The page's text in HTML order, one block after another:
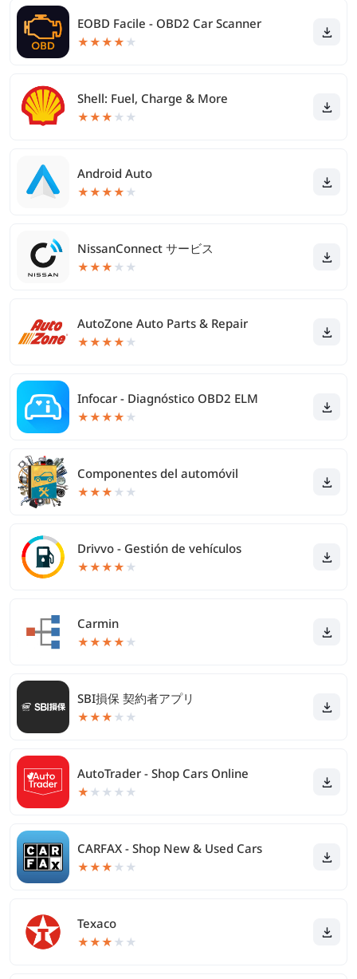
EOBD Facile - OBD2 Car Scanner
★★★★ ★
Shell: Fuel, Charge & More
★★★ ★ ★
Android Auto
★★★★ ★
NissanConnect サービス
★★★ ★ ★
AutoZone Auto Parts & Repair
★★★★ ★
Infocar - Diagnóstico OBD2 ELM
★★★★ ★
Componentes del automóvil
★★★ ★ ★
Drivvo - Gestión de vehículos
★★★★ ★
Carmin
★★★★ ★
SBI損保 契約者アプリ
★★★ ★ ★
AutoTrader - Shop Cars Online
★ ★ ★ ★ ★
CARFAX - Shop New & Used Cars
★★★ ★ ★
Texaco
★★★ ★ ★